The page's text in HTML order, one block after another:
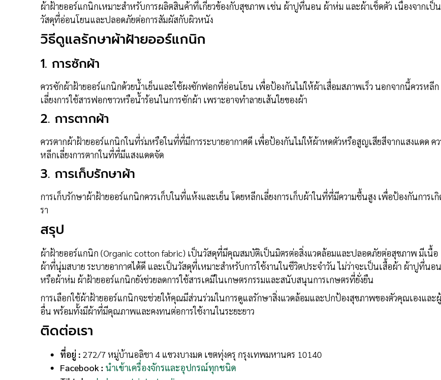
ผ้าฝ้ายออร์แกนิกเหมาะสำหรับการผลิตสินค้าที่เกี่ยวข้องกับสุขภาพ เช่น ผ้าปูที่นอน ผ้าห่ม และผ้าเช็ดตัว เนื่องจากเป็น
วัสดุที่อ่อนโยนและปลอดภัยต่อการสัมผัสกับผิวหนัง
วิธีดูแลรักษาผ้าฝ้ายออร์แกนิก
1. การซักผ้า
ควรซักผ้าฝ้ายออร์แกนิกด้วยน้ำเย็นและใช้ผงซักฟอกที่อ่อนโยน เพื่อป้องกันไม่ให้ผ้าเสื่อมสภาพเร็ว นอกจากนี้ควรหลีก
เลี่ยงการใช้สารฟอกขาวหรือน้ำร้อนในการซักผ้า เพราะอาจทำลายเส้นใยของผ้า
2. การตากผ้า
ควรตากผ้าฝ้ายออร์แกนิกในที่ร่มหรือในที่ที่มีการระบายอากาศดี เพื่อป้องกันไม่ให้ผ้าหดตัวหรือสูญเสียสีจากแสงแดด ค
หลีกเลี่ยงการตากในที่ที่มีแสงแดดจัด
3. การเก็บรักษาผ้า
การเก็บรักษาผ้าฝ้ายออร์แกนิกควรเก็บในที่แห้งและเย็น โดยหลีกเลี่ยงการเก็บผ้าในที่ที่มีความชื้นสูง เพื่อป้องกันการเ
รา
สรุป
ผ้าฝ้ายออร์แกนิก (Organic cotton fabric) เป็นวัสดุที่มีคุณสมบัติเป็นมิตรต่อสิ่งแวดล้อมและปลอดภัยต่อสุขภาพ มีเนื้อ
ผ้าที่นุ่มสบาย ระบายอากาศได้ดี และเป็นวัสดุที่เหมาะสำหรับการใช้งานในชีวิตประจำวัน ไม่ว่าจะเป็นเสื้อผ้า ผ้าปูที่นอน
หรือผ้าห่ม ผ้าฝ้ายออร์แกนิกยังช่วยลดการใช้สารเคมีในเกษตรกรรมและสนับสนุนการเกษตรที่ยั่งยืน
การเลือกใช้ผ้าฝ้ายออร์แกนิกจะช่วยให้คุณมีส่วนร่วมในการดูแลรักษาสิ่งแวดล้อมและปกป้องสุขภาพของตัวคุณเองและผู้
อื่น พร้อมทั้งมีผ้าที่มีคุณภาพและคงทนต่อการใช้งานในระยะยาว
ติดต่อเรา
ที่อยู่ : 272/7 หมู่บ้านอลิชา 4 แขวงบางมด เขตทุ่งครุ กรุงเทพมหานคร 10140
Facebook : นำเข้าเครื่องจักรและอุปกรณ์ทุกชนิด